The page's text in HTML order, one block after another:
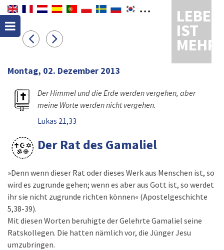
LEBEN
IST
MEHR
Montag, 02. Dezember 2013
Der Himmel und die Erde werden vergehen, aber
meine Worte werden nicht vergehen.
Lukas 21,33
Der Rat des Gamaliel
»Denn wenn dieser Rat oder dieses Werk aus Menschen ist, so
wird es zugrunde gehen; wenn es aber aus Gott ist, so werdet
ihr sie nicht zugrunde richten können« (Apostelgeschichte
5,38-39).
Mit diesen Worten beruhigte der Gelehrte Gamaliel seine
Ratskollegen. Die hatten nämlich vor, die Jünger Jesu
umzubringen.